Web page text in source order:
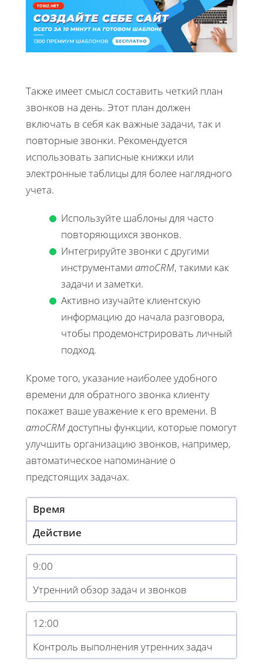
Также имеет смысл составить четкий план
звонков на день. Этот план должен
включать в себя как важные задачи, так и
повторные звонки. Рекомендуется
использовать записные книжки или
электронные таблицы для более наглядного
учета.
Используйте шаблоны для часто
повторяющихся звонков.
Интегрируйте звонки с другими
инструментами amoCRM, такими как
задачи и заметки.
Активно изучайте клиентскую
информацию до начала разговора,
чтобы продемонстрировать личный
подход.
Кроме того, указание наиболее удобного
времени для обратного звонка клиенту
покажет ваше уважение к его времени. В
amoCRM доступны функции, которые помогут
улучшить организацию звонков, например,
автоматическое напоминание о
предстоящих задачах.
Время
Действие
9:00
Утренний обзор задач и звонков
12:00
Контроль выполнения утренних задач